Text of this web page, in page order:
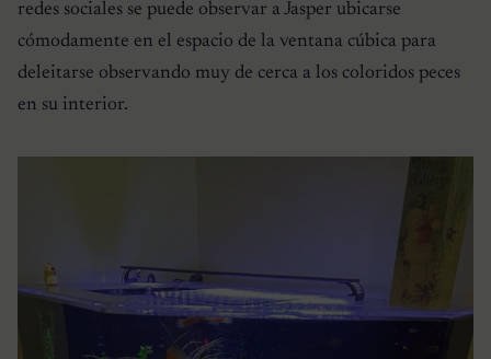
redes sociales se puede observar a Jasper ubicarse
cómodamente en el espacio de la ventana cúbica para
deleitarse observando muy de cerca a los coloridos peces
en su interior.